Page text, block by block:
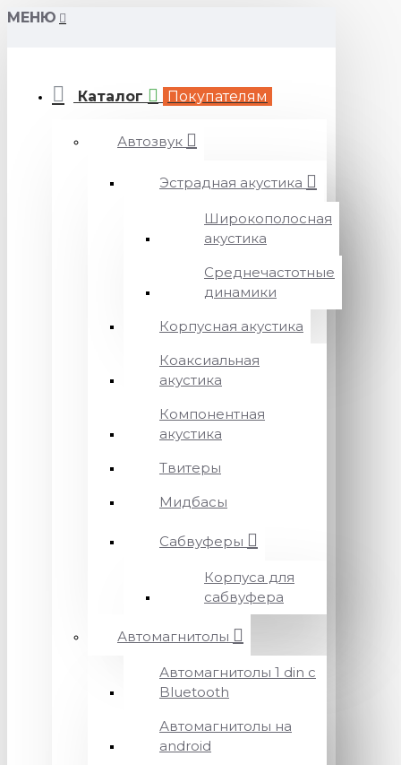
МЕНЮ
Каталог Покупателям
Автозвук
Эстрадная акустика
Широкополосная
акустика
Среднечастотные
динамики
Корпусная акустика
Коаксиальная
акустика
Компонентная
акустика
Твитеры
Мидбасы
Сабвуферы
Корпуса для
сабвуфера
Автомагнитолы
Автомагнитолы 1 din с
Bluetooth
Автомагнитолы на
android